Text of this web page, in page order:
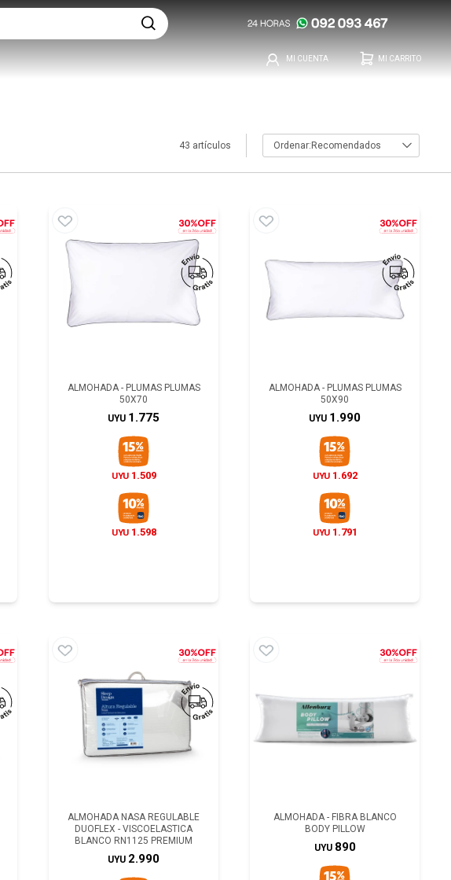
43 artículos Recomendados
ALMOHADA - PLUMAS PLUMAS
50X70
UYU 1.775
UYU 1.509
UYU 1.598
ALMOHADA - PLUMAS PLUMAS
50X90
UYU 1.990
UYU 1.692
UYU 1.791
ALMOHADA NASA REGULABLE
DUOFLEX - VISCOELASTICA
BLANCO RN1125 PREMIUM
UYU 2.990
ALMOHADA - FIBRA BLANCO
BODY PILLOW
UYU 890